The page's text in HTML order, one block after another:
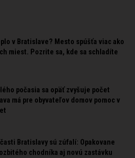
v Bratislave? Mesto spúšťa viac ako
miest. Pozrite sa, kde sa schladíte
počasia sa opäť zvyšuje počet
má pre obyvateľov domov pomoc v
Bratislavy sú zúfalí: Opakovane
chodníka aj novú zastávku